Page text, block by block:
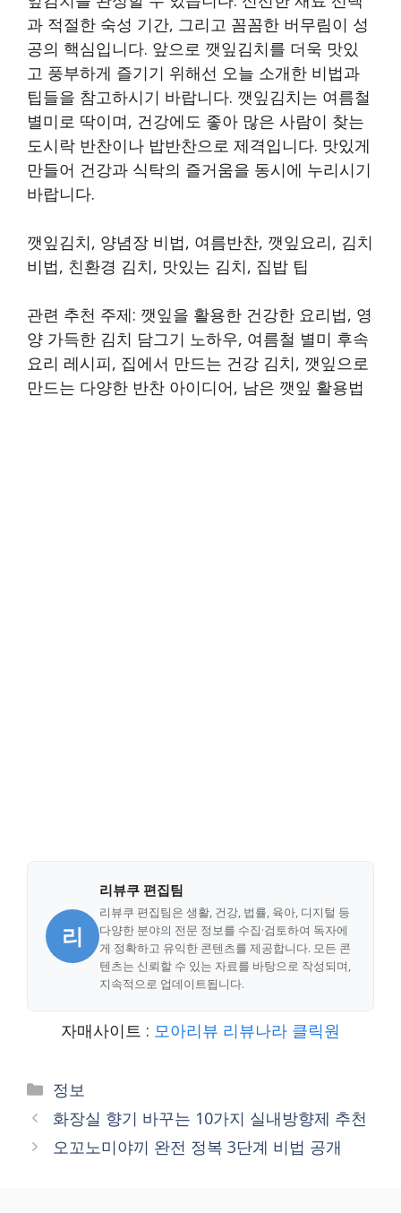
과 적절한 숙성 기간, 그리고 꼼꼼한 버무림이 성
공의 핵심입니다. 앞으로 깻잎김치를 더욱 맛있
고 풍부하게 즐기기 위해선 오늘 소개한 비법과
팁들을 참고하시기 바랍니다. 깻잎김치는 여름철
별미로 딱이며, 건강에도 좋아 많은 사람이 찾는
도시락 반찬이나 밥반찬으로 제격입니다. 맛있게
만들어 건강과 식탁의 즐거움을 동시에 누리시기
바랍니다.
깻잎김치, 양념장 비법, 여름반찬, 깻잎요리, 김치
비법, 친환경 김치, 맛있는 김치, 집밥 팁
관련 추천 주제: 깻잎을 활용한 건강한 요리법, 영
양 가득한 김치 담그기 노하우, 여름철 별미 후속
요리 레시피, 집에서 만드는 건강 김치, 깻잎으로
만드는 다양한 반찬 아이디어, 남은 깻잎 활용법
리
리뷰쿠 편집팀
리뷰쿠 편집팀은 생활, 건강, 법률, 육아, 디지털 등
다양한 분야의 전문 정보를 수집·검토하여 독자에
게 정확하고 유익한 콘텐츠를 제공합니다. 모든 콘
텐츠는 신뢰할 수 있는 자료를 바탕으로 작성되며,
지속적으로 업데이트됩니다.
자매사이트 : 모아리뷰 리뷰나라 클릭원
Categories
정보
화장실 향기 바꾸는 10가지 실내방향제 추천
오꼬노미야끼 완전 정복 3단계 비법 공개